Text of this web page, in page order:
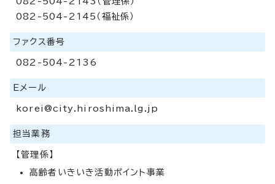
082-504-2145（福祉係）
ファクス番号
082-504-2136
Eメール
korei@city.hiroshima.lg.jp
担当業務
【管理係】
高齢者いきいき活動ポイント事業